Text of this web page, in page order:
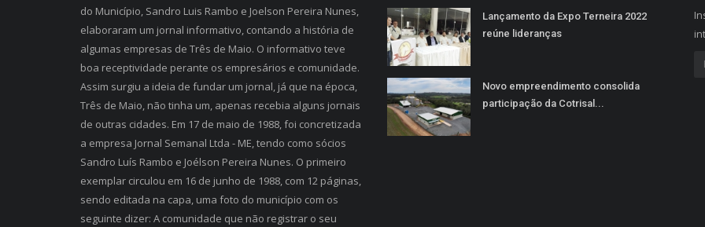
do Município, Sandro Luis Rambo e Joelson Pereira Nunes,
elaboraram um jornal informativo, contando a história de
algumas empresas de Três de Maio. O informativo teve
boa receptividade perante os empresários e comunidade.
Assim surgiu a ideia de fundar um jornal, já que na época,
Três de Maio, não tinha um, apenas recebia alguns jornais
de outras cidades. Em 17 de maio de 1988, foi concretizada
a empresa Jornal Semanal Ltda - ME, tendo como sócios
Sandro Luís Rambo e Joélson Pereira Nunes. O primeiro
exemplar circulou em 16 de junho de 1988, com 12 páginas,
sendo editada na capa, uma foto do município com os
seguinte dizer: A comunidade que não registrar o seu
Lançamento da Expo Terneira 2022
reúne lideranças
Novo empreendimento consolida
participação da Cotrisal...